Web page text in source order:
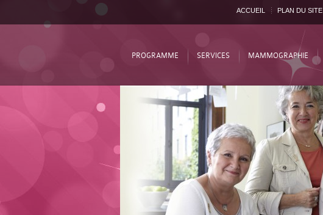
ACCUEIL PLAN DU SITE
PROGRAMME SERVICES MAMMOGRAPHIE